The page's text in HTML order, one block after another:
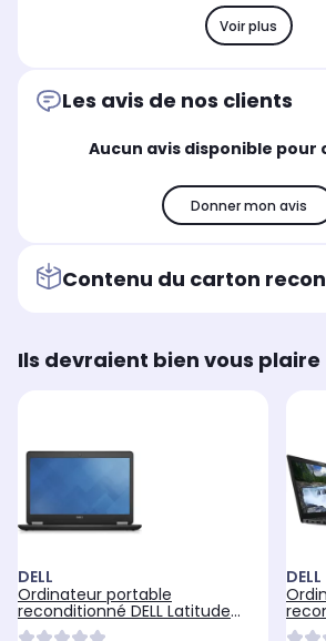
Bluetooth
Oui
Voir plus
Les avis de nos clients
Aucun avis disponible pour
Donner mon avis
Contenu du carton
Ils devraient bien vous plaire
DELL
Ordinateur portable
reconditionné DELL Latitude
E7470 14" i7-6600U
DELL